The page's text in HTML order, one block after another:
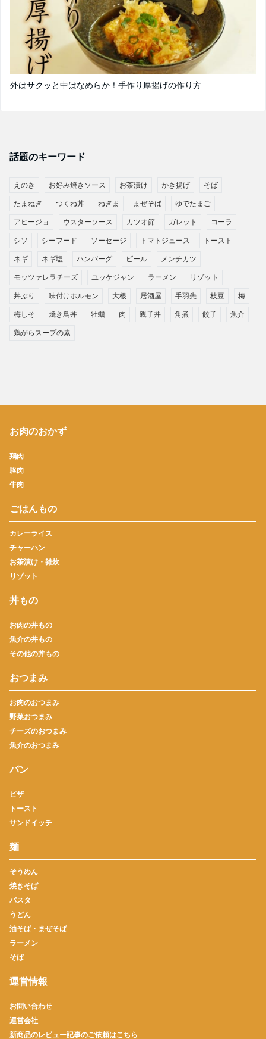
外はサクッと中はなめらか！手作り厚揚げの作り方
話題のキーワード
えのき お好み焼きソース お茶漬け かき揚げ そば
たまねぎ つくね丼 ねぎま まぜそば ゆでたまご
アヒージョ ウスターソース カツオ節 ガレット コーラ
シソ シーフード ソーセージ トマトジュース トースト
ネギ ネギ塩 ハンバーグ ビール メンチカツ
モッツァレラチーズ ユッケジャン ラーメン リゾット
丼ぶり 味付けホルモン 大根 居酒屋 手羽先 枝豆 梅
梅しそ 焼き鳥丼 牡蠣 肉 親子丼 角煮 餃子 魚介
鶏がらスープの素
お肉のおかず
鶏肉
豚肉
牛肉
ごはんもの
カレーライス
チャーハン
お茶漬け・雑炊
リゾット
丼もの
お肉の丼もの
魚介の丼もの
その他の丼もの
おつまみ
お肉のおつまみ
野菜おつまみ
チーズのおつまみ
魚介のおつまみ
パン
ピザ
トースト
サンドイッチ
麺
そうめん
焼きそば
パスタ
うどん
油そば・まぜそば
ラーメン
そば
運営情報
お問い合わせ
運営会社
新商品のレビュー記事のご依頼はこちら